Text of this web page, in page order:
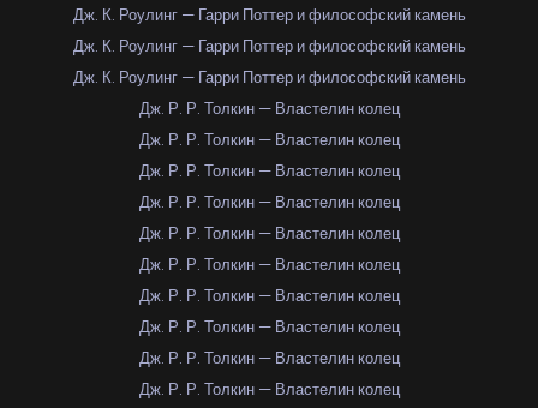
Дж. К. Роулинг — Гарри Поттер и философский камень
Дж. К. Роулинг — Гарри Поттер и философский камень
Дж. К. Роулинг — Гарри Поттер и философский камень
Дж. Р. Р. Толкин — Властелин колец
Дж. Р. Р. Толкин — Властелин колец
Дж. Р. Р. Толкин — Властелин колец
Дж. Р. Р. Толкин — Властелин колец
Дж. Р. Р. Толкин — Властелин колец
Дж. Р. Р. Толкин — Властелин колец
Дж. Р. Р. Толкин — Властелин колец
Дж. Р. Р. Толкин — Властелин колец
Дж. Р. Р. Толкин — Властелин колец
Дж. Р. Р. Толкин — Властелин колец